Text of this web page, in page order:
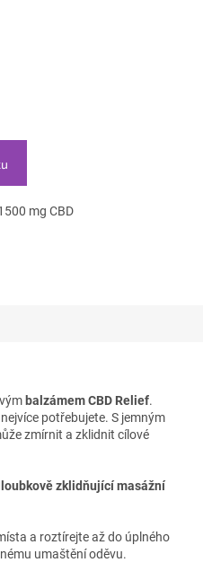
mg CBD
balzámem CBD Relief.
potřebujete. S jemným
zmírnit a zklidnit cílové
zklidňující masážní
a roztírejte až do úplného
umaštění oděvu.